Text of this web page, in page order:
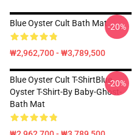
Blue Oyster Cult Bath Mat
₩2,962,700 - ₩3,789,500
-20%
Blue Oyster Cult T-ShirtBlue
Oyster T-Shirt-By Baby-Ghost-
Bath Mat
-20%